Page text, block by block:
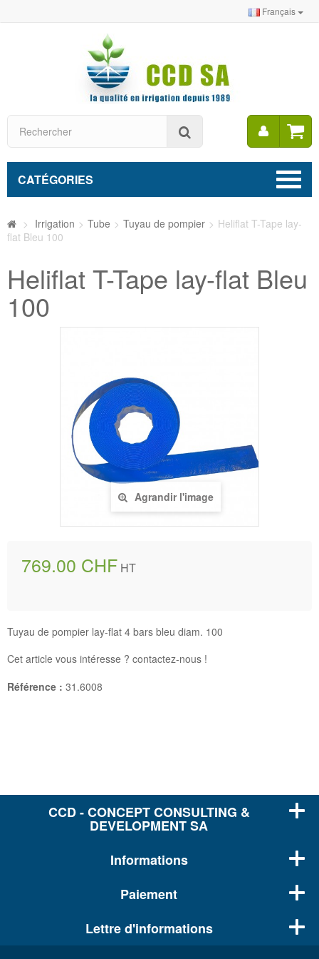
Français
Mon
CATÉGORIES
> Irrigation > Tube > Tuyau de pompier > Heliflat T-Tape lay-
flat Bleu 100
Heliflat T-Tape lay-flat Bleu
100
Agrandir l'image
769.00 CHF HT
Tuyau de pompier lay-flat 4 bars bleu diam. 100
Cet article vous intéresse ? contactez-nous !
Référence : 31.6008
CCD - CONCEPT CONSULTING &
DEVELOPMENT SA
Informations
Paiement
Lettre d'informations